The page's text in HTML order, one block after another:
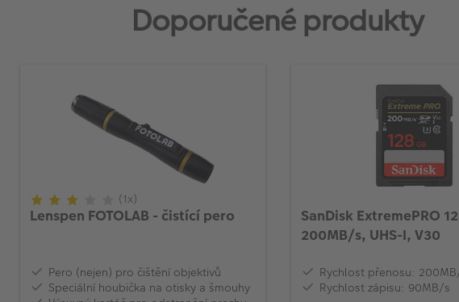
Doporučené produkty
(1x)
Lenspen FOTOLAB - čistící pero
Pero (nejen) pro čištění objektivů
Speciální houbička na otisky a šmouhy
SanDisk ExtremePRO
200MB/s, UHS-I, V30
Rychlost přenosu:
Rychlost zápisu: 90MB/s